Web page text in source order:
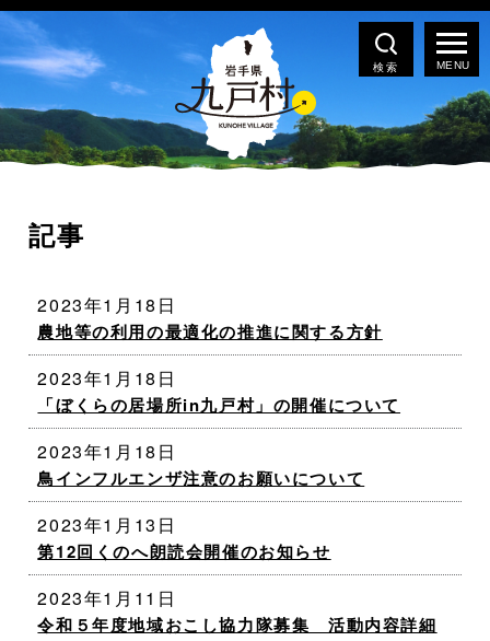
検索
記事
2023年1月18日
農地等の利用の最適化の推進に関する方針
2023年1月18日
「ぼくらの居場所in九戸村」の開催について
2023年1月18日
鳥インフルエンザ注意のお願いについて
2023年1月13日
第12回くのへ朗読会開催のお知らせ
2023年1月11日
令和５年度地域おこし協力隊募集 活動内容詳細